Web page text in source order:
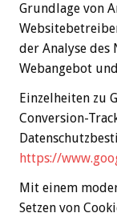
Grundlage von
der Analyse des
Webangebot
Einzelheiten zu
Conversion-
https://
Mit einem
Setzen von